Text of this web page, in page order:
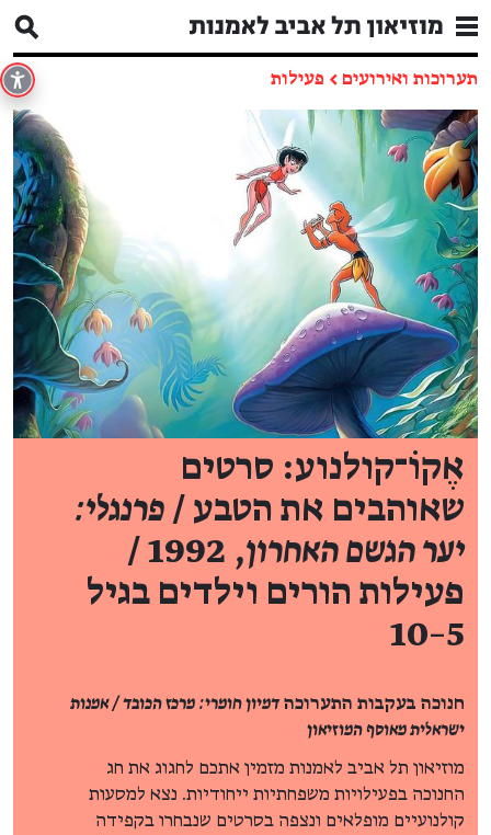
תערוכות ואירועים ← פעילות
אֶקוֹ־קולנוע: סרטים
שאוהבים את הטבע / פרנגלי:
יער הגשם האחרון
, 1992 /
פעילות הורים וילדים בגיל
5–10
חנוכה בעקבות התערוכה דמיון חומרי: מרכז הכובד / אמנות
ישראלית מאוסף המוזיאון
מוזיאון תל אביב לאמנות מזמין אתכם לחגוג את חג
החנוכה בפעילויות משפחתיות ייחודיות. נצא למסעות
קולנועיים מופלאים ונצפה בסרטים שנבחרו בקפידה